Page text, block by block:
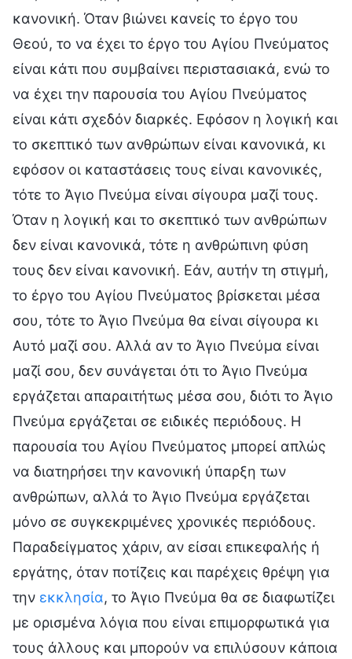
κανονική. Όταν βιώνει κανείς το έργο του
Θεού, το να έχει το έργο του Αγίου Πνεύματος
είναι κάτι που συμβαίνει περιστασιακά, ενώ το
να έχει την παρουσία του Αγίου Πνεύματος
είναι κάτι σχεδόν διαρκές. Εφόσον η λογική και
το σκεπτικό των ανθρώπων είναι κανονικά, κι
εφόσον οι καταστάσεις τους είναι κανονικές,
τότε το Άγιο Πνεύμα είναι σίγουρα μαζί τους.
Όταν η λογική και το σκεπτικό των ανθρώπων
δεν είναι κανονικά, τότε η ανθρώπινη φύση
τους δεν είναι κανονική. Εάν, αυτήν τη στιγμή,
το έργο του Αγίου Πνεύματος βρίσκεται μέσα
σου, τότε το Άγιο Πνεύμα θα είναι σίγουρα κι
Αυτό μαζί σου. Αλλά αν το Άγιο Πνεύμα είναι
μαζί σου, δεν συνάγεται ότι το Άγιο Πνεύμα
εργάζεται απαραιτήτως μέσα σου, διότι το Άγιο
Πνεύμα εργάζεται σε ειδικές περιόδους. Η
παρουσία του Αγίου Πνεύματος μπορεί απλώς
να διατηρήσει την κανονική ύπαρξη των
ανθρώπων, αλλά το Άγιο Πνεύμα εργάζεται
μόνο σε συγκεκριμένες χρονικές περιόδους.
Παραδείγματος χάριν, αν είσαι επικεφαλής ή
εργάτης, όταν ποτίζεις και παρέχεις θρέψη για
την εκκλησία, το Άγιο Πνεύμα θα σε διαφωτίζει
με ορισμένα λόγια που είναι επιμορφωτικά για
τους άλλους και μπορούν να επιλύσουν κάποια